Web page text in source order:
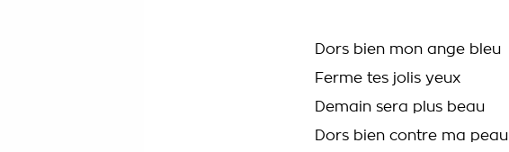
Dors bien mon ange bleu
Ferme tes jolis yeux
Demain sera plus beau
Dors bien contre ma peau